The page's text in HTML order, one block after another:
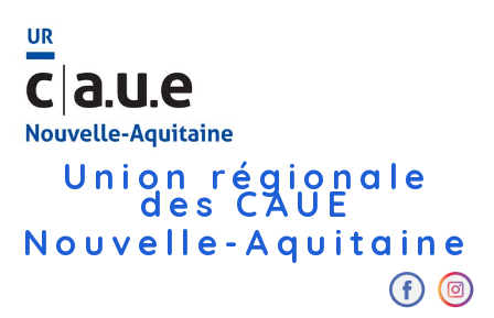
Union régionale
des CAUE
Nouvelle-Aquitaine